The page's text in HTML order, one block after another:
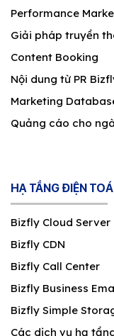
Performance
Giải pháp truyền
Content Booking
Nội dung từ PR
Marketing
Quảng cáo cho
HẠ TẦNG ĐIỆN
Bizfly Cloud Server
Bizfly CDN
Bizfly Call Center
Bizfly Business
Bizfly Simple
Các dịch vụ hạ